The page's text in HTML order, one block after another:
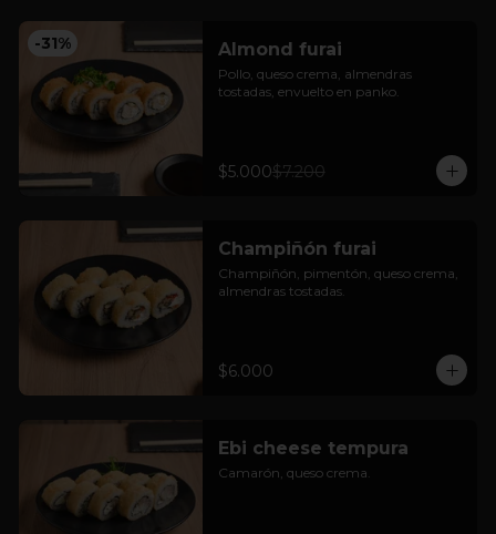
-31% Almond furai
Pollo, queso crema, almendras
tostadas, envuelto en panko.
$5.000$7.200
Champiñón furai
Champiñón, pimentón, queso crema,
almendras tostadas.
$6.000
Ebi cheese tempura
Camarón, queso crema.